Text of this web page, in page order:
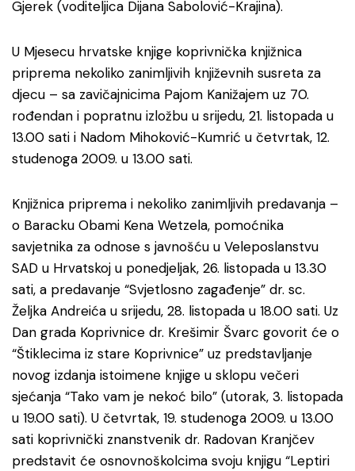
Gjerek (voditeljica Dijana Sabolović-Krajina).
U Mjesecu hrvatske knjige koprivnička knjižnica
priprema nekoliko zanimljivih književnih susreta za
djecu – sa zavičajnicima Pajom Kanižajem uz 70.
rođendan i popratnu izložbu u srijedu, 21. listopada u
13.00 sati i Nadom Mihoković-Kumrić u četvrtak, 12.
studenoga 2009. u 13.00 sati.
Knjižnica priprema i nekoliko zanimljivih predavanja –
o Baracku Obami Kena Wetzela, pomoćnika
savjetnika za odnose s javnošću u Veleposlanstvu
SAD u Hrvatskoj u ponedjeljak, 26. listopada u 13.30
sati, a predavanje “Svjetlosno zagađenje” dr. sc.
Željka Andreića u srijedu, 28. listopada u 18.00 sati. Uz
Dan grada Koprivnice dr. Krešimir Švarc govorit će o
“Štiklecima iz stare Koprivnice” uz predstavljanje
novog izdanja istoimene knjige u sklopu večeri
sjećanja “Tako vam je nekoć bilo” (utorak, 3. listopada
u 19.00 sati). U četvrtak, 19. studenoga 2009. u 13.00
sati koprivnički znanstvenik dr. Radovan Kranjčev
predstavit će osnovnoškolcima svoju knjigu “Leptiri